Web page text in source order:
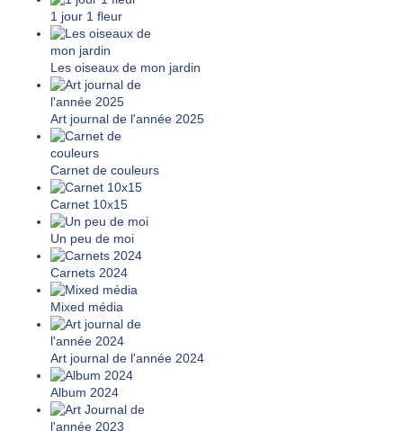
1 jour 1 fleur
Les oiseaux de mon jardin
Art journal de l'année 2025
Carnet de couleurs
Carnet 10x15
Un peu de moi
Carnets 2024
Mixed média
Art journal de l'année 2024
Album 2024